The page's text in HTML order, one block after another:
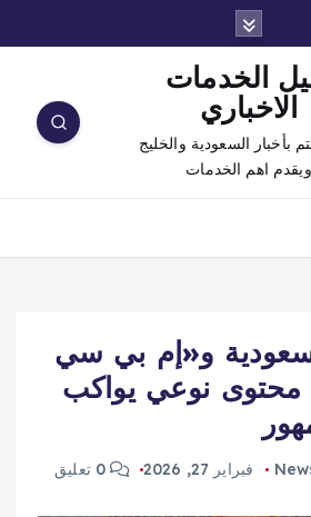
الاخباري
بأخبار السعودية والخليج
ويقدم اهم الخدمات
و«إم بي سي
محتوى نوعي يواكب
فبراير 27, 2026 0 تعليق